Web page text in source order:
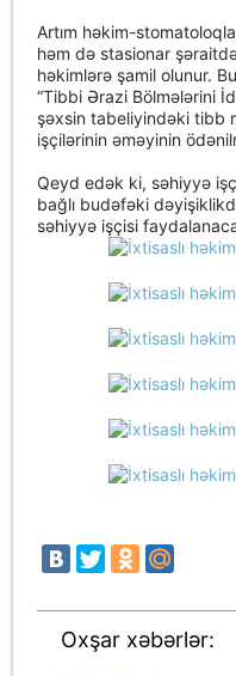
Artım həkim-
həm də stasionar
həkimlərə şamil olunur.
“Tibbi Ərazi Bölmələrini
şəxsin tabeliyindəki tibb
işçilərinin əməyinin
Qeyd edək ki, səhiyyə
bağlı budəfəki
səhiyyə işçisi
Oxşar xəbərlər: